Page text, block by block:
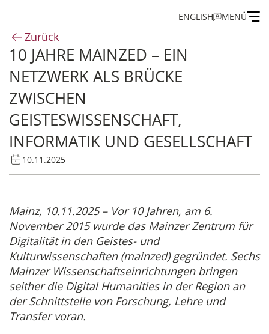
ENGLISH MENÜ
Institut
Administration
Forschung
Stipendien- und Gästeprogramm
Zurück
10 JAHRE MAINZED – EIN
NETZWERK ALS BRÜCKE
ZWISCHEN
GEISTESWISSENSCHAFT,
INFORMATIK UND GESELLSCHAFT
10.11.2025
Mainz, 10.11.2025 – Vor 10 Jahren, am 6.
November 2015 wurde das Mainzer Zentrum für
Digitalität in den Geistes- und
Kulturwissenschaften (mainzed) gegründet. Sechs
Mainzer Wissenschaftseinrichtungen bringen
seither die Digital Humanities in der Region an
der Schnittstelle von Forschung, Lehre und
Transfer voran.